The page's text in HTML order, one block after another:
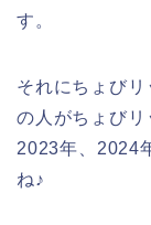
す。
それにちょびリ
の人がちょびリ
2023年、2024
ね♪